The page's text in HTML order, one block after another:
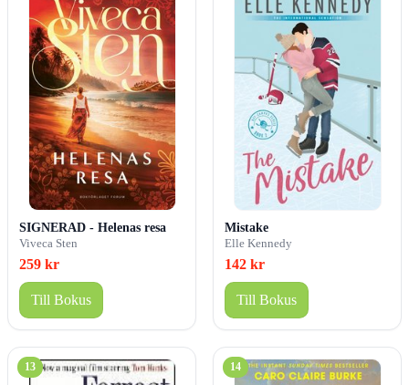
SIGNERAD - Helenas resa
Viveca Sten
259 kr
Till Bokus
Mistake
Elle Kennedy
142 kr
Till Bokus
13 14